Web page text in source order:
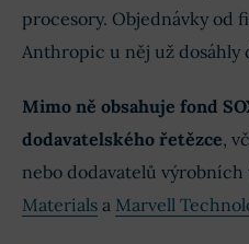
procesory. Objednávky od
Anthropic u něj už dosáhly
Mimo ně obsahuje fond
dodavatelského řetězce,
nebo dodavatelů
Materials a Marvell